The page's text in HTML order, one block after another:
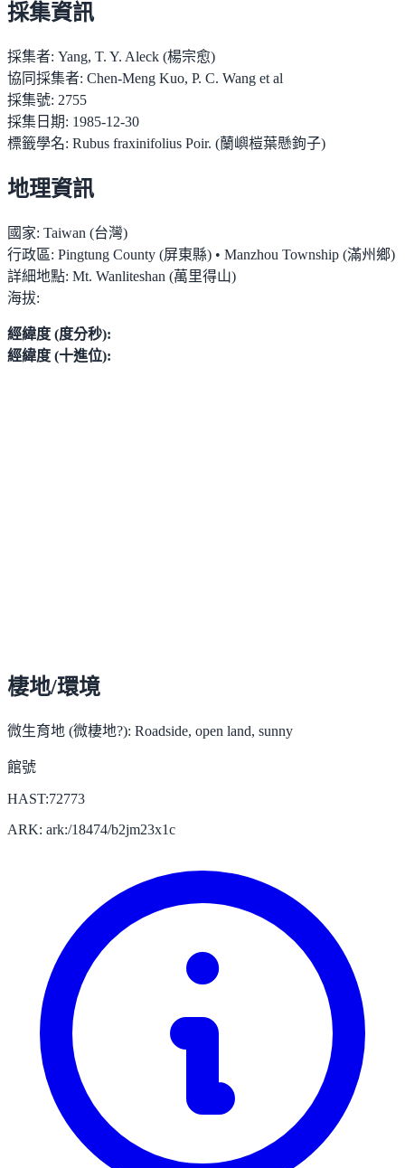
採集資訊
採集者: Yang, T. Y. Aleck (楊宗愈)
協同採集者: Chen-Meng Kuo, P. C. Wang et al
採集號: 2755
採集日期: 1985-12-30
標籤學名: Rubus fraxinifolius Poir. (蘭嶼榿葉懸鉤子)
地理資訊
國家: Taiwan (台灣)
行政區: Pingtung County (屏東縣) • Manzhou Township (滿州鄉)
詳細地點: Mt. Wanliteshan (萬里得山)
海拔:
經緯度 (度分秒):
經緯度 (十進位):
棲地/環境
微生育地 (微棲地?): Roadside, open land, sunny
館號
HAST:72773
ARK: ark:/18474/b2jm23x1c